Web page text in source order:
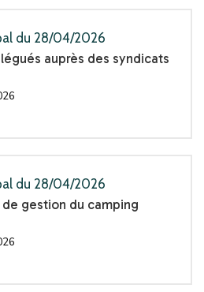
du 28/04/2026
auprès des syndicats
du 28/04/2026
gestion du camping